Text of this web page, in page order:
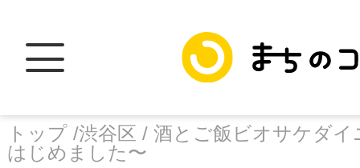
トップ /渋谷区 / 酒とご飯ビオサケダ
はじめました〜